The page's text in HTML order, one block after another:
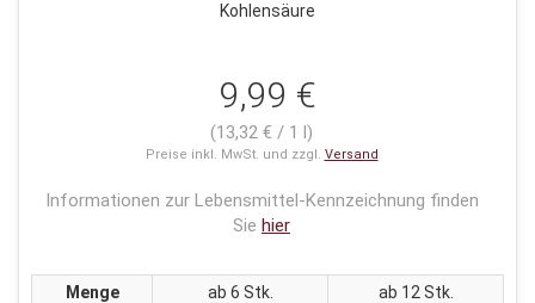
Kohlensäure
9,99 €
(13,32 € / 1 l)
Preise inkl. MwSt. und zzgl. Versand
Informationen zur Lebensmittel-Kennzeichnung finden
Sie hier
Menge ab 6 Stk. ab 12 Stk.